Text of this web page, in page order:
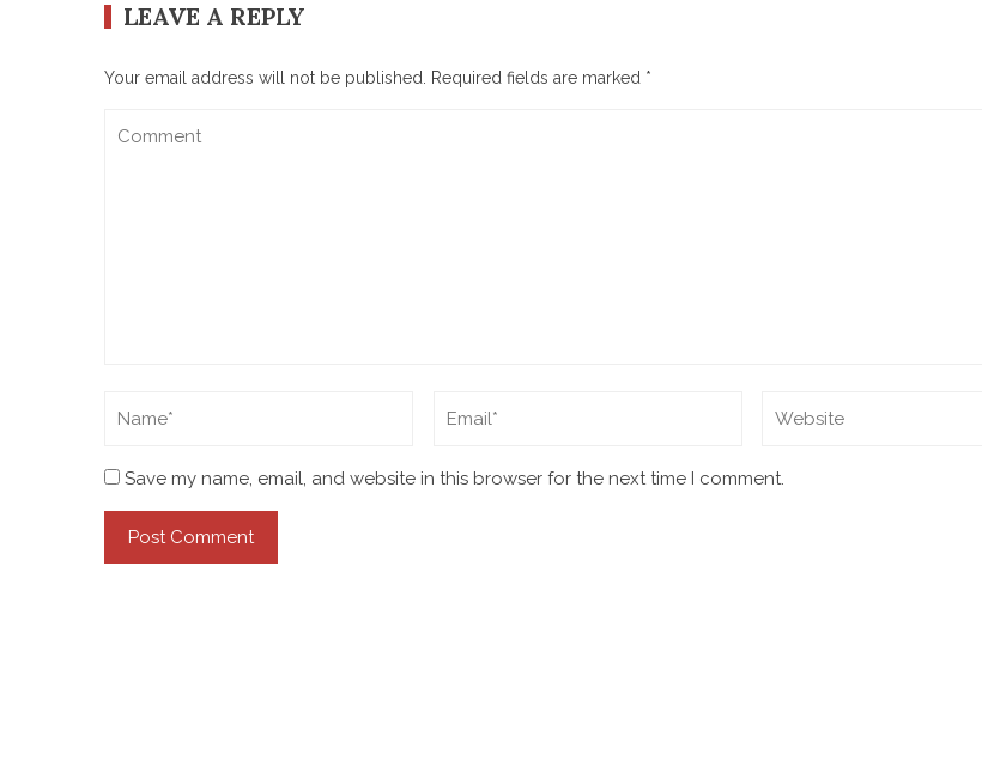
LEAVE A REPLY
Your email address will not be published. Required fields are marked *
Save my name, email, and website in this browser for the next time I comment.